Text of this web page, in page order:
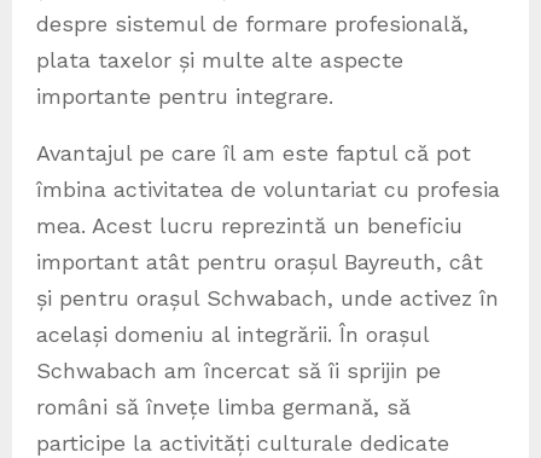
despre sistemul de formare profesională,
plata taxelor și multe alte aspecte
importante pentru integrare.
Avantajul pe care îl am este faptul că pot
îmbina activitatea de voluntariat cu profesia
mea. Acest lucru reprezintă un beneficiu
important atât pentru orașul Bayreuth, cât
și pentru orașul Schwabach, unde activez în
același domeniu al integrării. În orașul
Schwabach am încercat să îi sprijin pe
români să învețe limba germană, să
participe la activități culturale dedicate